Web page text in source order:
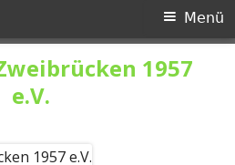
1957
e.V.
Menü